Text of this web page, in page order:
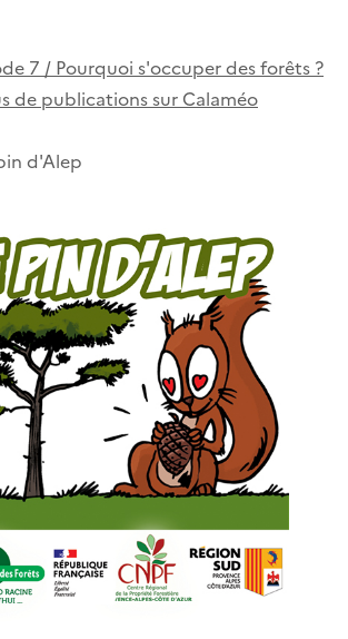
7 / Pourquoi s'occuper des forêts ?
de publications sur Calaméo
d'Alep